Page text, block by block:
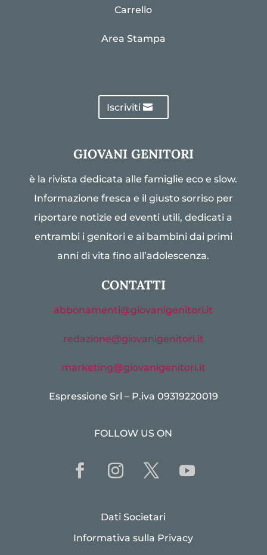
Carrello
Area Stampa
Iscriviti
GIOVANI GENITORI
è la rivista dedicata alle famiglie eco e slow.
Informazione fresca e il giusto sorriso per
riportare notizie ed eventi utili, dedicati a
entrambi i genitori e ai bambini dai primi
anni di vita fino all’adolescenza.
CONTATTI
abbonamenti@giovanigenitori.it
redazione@giovanigenitori.it
marketing@giovanigenitori.it
Espressione Srl – P.iva 09319220019
FOLLOW US ON
Dati Societari
Informativa sulla Privacy